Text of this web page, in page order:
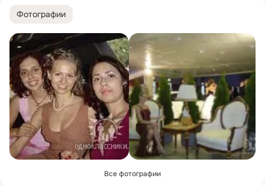
Фотографии
Все фотографии